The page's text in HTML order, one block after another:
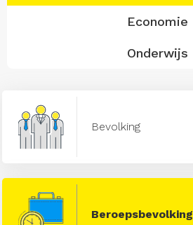
Economie
Onderwijs
Bevolking
Beroepsbevolking